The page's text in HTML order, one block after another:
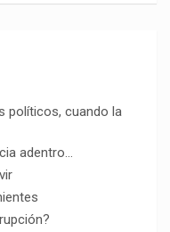
políticos, cuando la
adentro…